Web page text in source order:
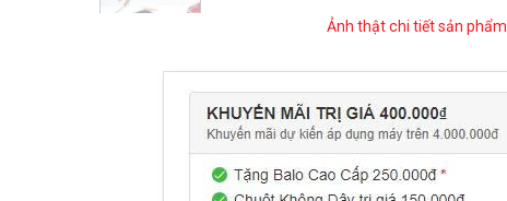
Ảnh thật chi tiết sản phẩm